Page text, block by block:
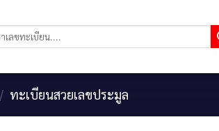
/ ทะเบียนสวยเลขประมูล